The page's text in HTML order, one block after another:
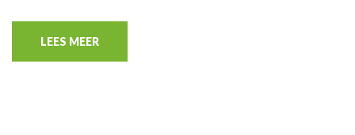
LEES MEER